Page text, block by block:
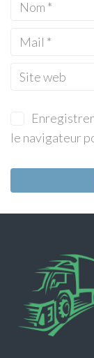
Enregistrer
le navigateur